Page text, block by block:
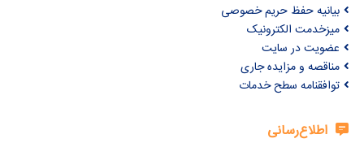
بیانیه حفظ حریم خصوصی
میزخدمت الکترونیک
عضویت در سایت
مناقصه و مزایده جاری
توافقنامه سطح خدمات
اطلاع‌رسانی